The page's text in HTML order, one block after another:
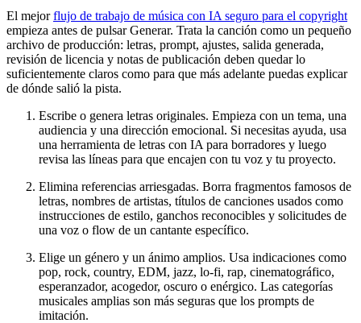
El mejorflujo de trabajo de música con IA seguro para el copyright
empieza antes de pulsar Generar. Trata la canción como un pequeño
archivo de producción: letras, prompt, ajustes, salida generada,
revisión de licencia y notas de publicación deben quedar lo
suficientemente claros como para que más adelante puedas explicar
de dónde salió la pista.
Escribe o genera letras originales. Empieza con un tema, una
audiencia y una dirección emocional. Si necesitas ayuda, usa
una herramienta de letras con IA para borradores y luego
revisa las líneas para que encajen con tu voz y tu proyecto.
Elimina referencias arriesgadas. Borra fragmentos famosos de
letras, nombres de artistas, títulos de canciones usados como
instrucciones de estilo, ganchos reconocibles y solicitudes de
una voz o flow de un cantante específico.
Elige un género y un ánimo amplios. Usa indicaciones como
pop, rock, country, EDM, jazz, lo-fi, rap, cinematográfico,
esperanzador, acogedor, oscuro o enérgico. Las categorías
musicales amplias son más seguras que los prompts de
imitación.